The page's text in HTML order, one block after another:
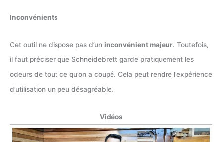
Inconvénients
Cet outil ne dispose pas d’un inconvénient majeur. Toutefois,
il faut préciser que Schneidebrett garde pratiquement les
odeurs de tout ce qu’on a coupé. Cela peut rendre l’expérience
d’utilisation un peu désagréable.
Vidéos